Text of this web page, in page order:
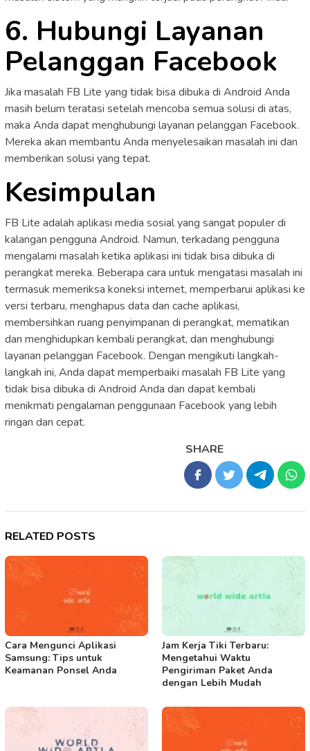
6. Hubungi Layanan
Pelanggan Facebook
Jika masalah FB Lite yang tidak bisa dibuka di Android Anda
masih belum teratasi setelah mencoba semua solusi di atas,
maka Anda dapat menghubungi layanan pelanggan Facebook.
Mereka akan membantu Anda menyelesaikan masalah ini dan
memberikan solusi yang tepat.
Kesimpulan
FB Lite adalah aplikasi media sosial yang sangat populer di
kalangan pengguna Android. Namun, terkadang pengguna
mengalami masalah ketika aplikasi ini tidak bisa dibuka di
perangkat mereka. Beberapa cara untuk mengatasi masalah ini
termasuk memeriksa koneksi internet, memperbarui aplikasi ke
versi terbaru, menghapus data dan cache aplikasi,
membersihkan ruang penyimpanan di perangkat, mematikan
dan menghidupkan kembali perangkat, dan menghubungi
layanan pelanggan Facebook. Dengan mengikuti langkah-
langkah ini, Anda dapat memperbaiki masalah FB Lite yang
tidak bisa dibuka di Android Anda dan dapat kembali
menikmati pengalaman penggunaan Facebook yang lebih
ringan dan cepat.
SHARE
RELATED POSTS
Cara Mengunci Aplikasi
Samsung: Tips untuk
Keamanan Ponsel Anda
Jam Kerja Tiki Terbaru:
Mengetahui Waktu
Pengiriman Paket Anda
dengan Lebih Mudah